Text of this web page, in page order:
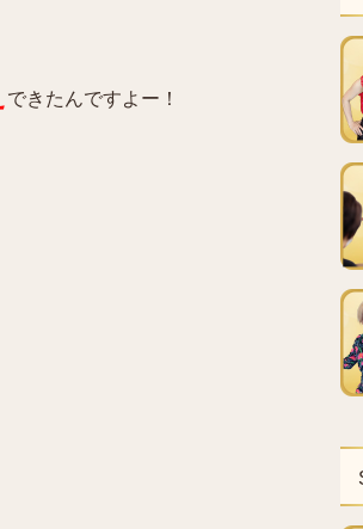
できたんですよー！